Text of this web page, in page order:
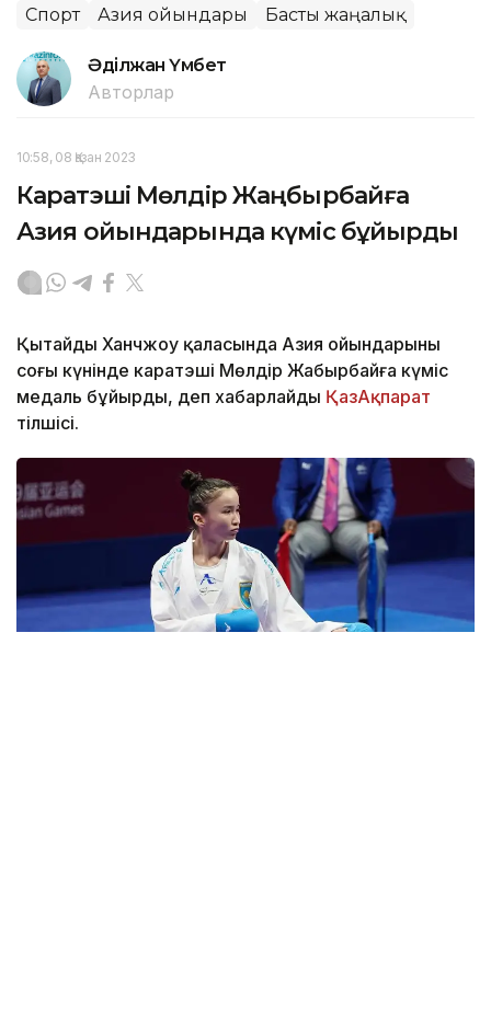
Спорт Азия ойындары Басты жаңалық
Әділжан Үмбет
Авторлар
10:58, 08 Қазан 2023
Каратэші Мөлдір Жаңбырбайға
Азия ойындарында күміс бұйырды
Қытайдың Ханчжоу қаласында Азия ойындарының
соңғы күнінде каратэші Мөлдір Жаңбырбайға күміс
медаль бұйырды, деп хабарлайды ҚазАқпарат
тілшісі.